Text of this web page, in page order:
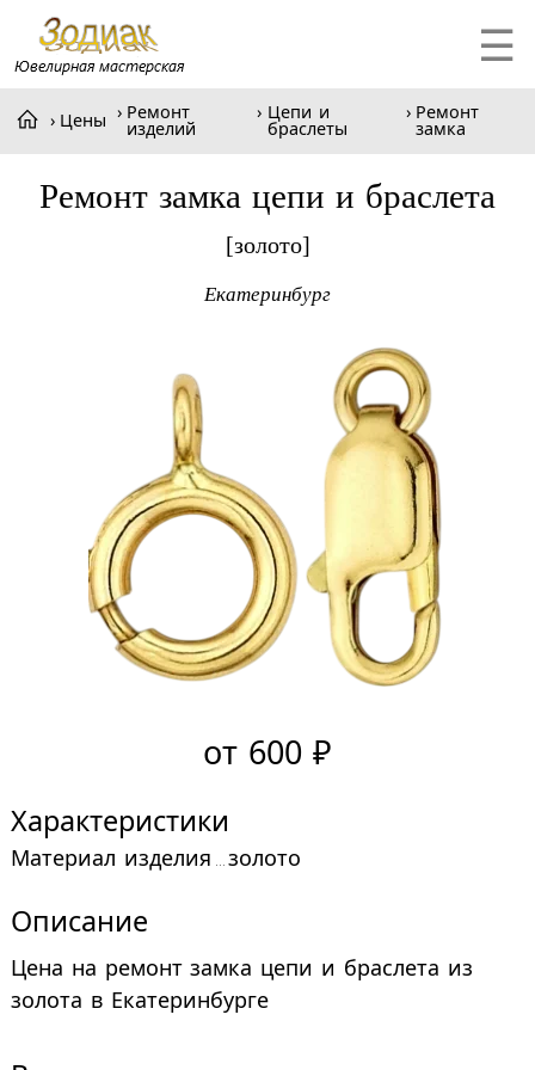
☰
Цены Ремонт
изделий
Цепи и
браслеты
Ремонт
замка
Ремонт замка цепи и браслета
[золото]
Екатеринбург
от 600 ₽
Характеристики
материал изделия золото
Описание
Цена на ремонт замка цепи и браслета из
золота в Екатеринбурге